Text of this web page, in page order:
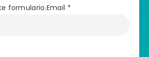
formulario.Email *